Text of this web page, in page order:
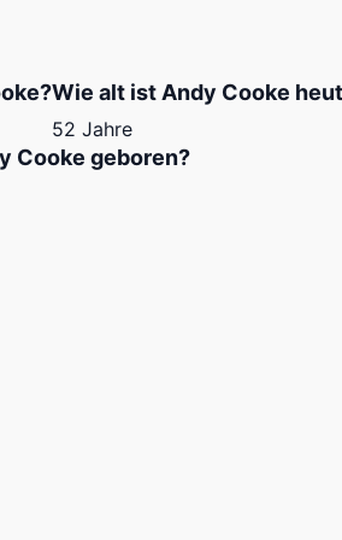
Wie alt ist Andy Cooke
52 Jahre
Cooke geboren?